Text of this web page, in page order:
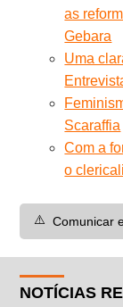
as
Gebara
Uma
Scaraffia
Com a
o
⚠️ Comunicar
NOTÍCIAS